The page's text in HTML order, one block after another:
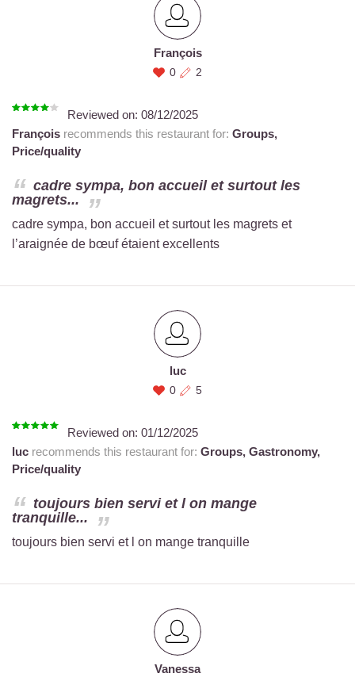
François
0 2
Reviewed on: 08/12/2025
François recommends this restaurant for: Groups,
Price/quality
cadre sympa, bon accueil et surtout les
magrets...
cadre sympa, bon accueil et surtout les magrets et
l’araignée de bœuf étaient excellents
luc
0 5
Reviewed on: 01/12/2025
luc recommends this restaurant for: Groups, Gastronomy,
Price/quality
toujours bien servi et l on mange
tranquille...
toujours bien servi et l on mange tranquille
Vanessa